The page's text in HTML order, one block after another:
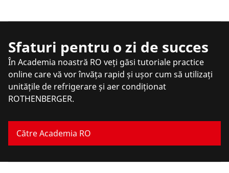
Sfaturi pentru o zi de succes
În Academia noastră RO veți găsi tutoriale practice
online care vă vor învăța rapid și ușor cum să utilizați
unitățile de refrigerare și aer condiționat
ROTHENBERGER.
Către Academia RO